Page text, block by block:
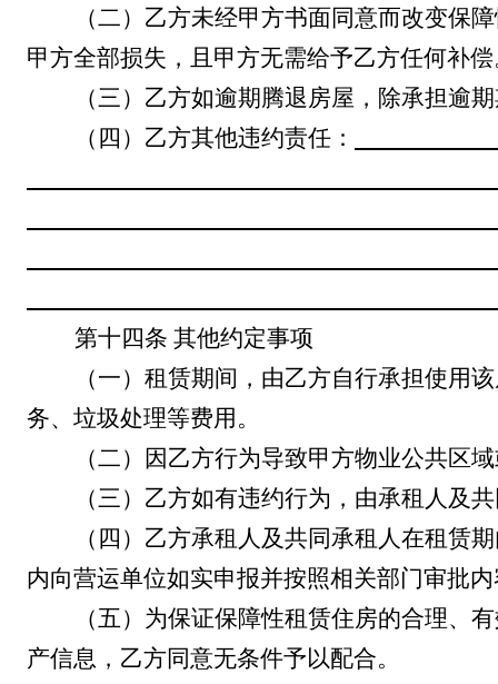
（二）乙方未经甲方书面同意而改变保
甲方全部损失，且甲方无需给予乙方任何补
（三）乙方如逾期腾退房屋，除承担逾
（四）乙方其他违约责任：
第十四条 其他约定事项
（一）租赁期间，由乙方自行承担使用
务、 垃圾处理等费用。
（二）因乙方行为导致甲方物业公共区
（三）乙方如有违约行为，由承租人及
（四）乙方承租人及共同承租人在租赁
内向营运单位如实申报并按照相关部门审批
（五）为保证保障性租赁住房的合理、
产信息，乙方同意无条件予以配合。